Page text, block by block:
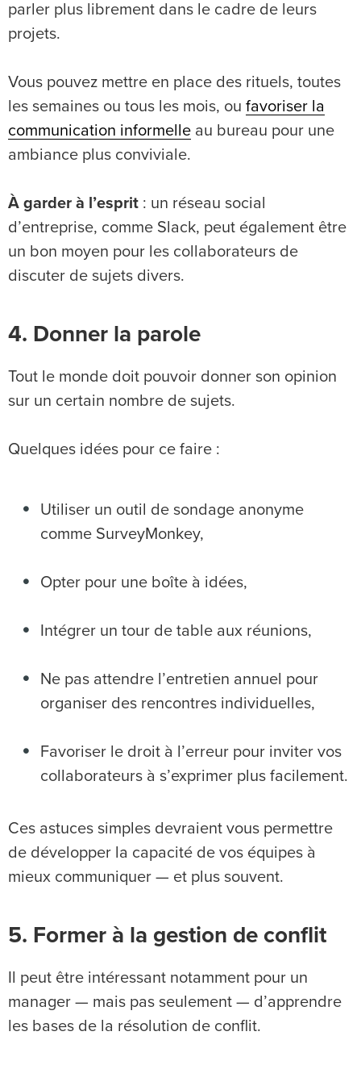
parler plus librement dans le cadre de leurs
projets.
Vous pouvez mettre en place des rituels, toutes
les semaines ou tous les mois, ou favoriser la
communication informelle au bureau pour une
ambiance plus conviviale.
À garder à l’esprit : un réseau social
d’entreprise, comme Slack, peut également être
un bon moyen pour les collaborateurs de
discuter de sujets divers.
4. Donner la parole
Tout le monde doit pouvoir donner son opinion
sur un certain nombre de sujets.
Quelques idées pour ce faire :
Utiliser un outil de sondage anonyme
comme SurveyMonkey,
Opter pour une boîte à idées,
Intégrer un tour de table aux réunions,
Ne pas attendre l’entretien annuel pour
organiser des rencontres individuelles,
Favoriser le droit à l’erreur pour inviter vos
collaborateurs à s’exprimer plus facilement.
Ces astuces simples devraient vous permettre
de développer la capacité de vos équipes à
mieux communiquer — et plus souvent.
5. Former à la gestion de conflit
Il peut être intéressant notamment pour un
manager — mais pas seulement — d’apprendre
les bases de la résolution de conflit.